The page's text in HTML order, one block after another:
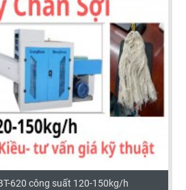
620 công suất 120-150kg/h